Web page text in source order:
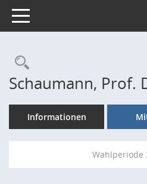
Toggle navigation
Rechercheauswahl
Schaumann, Prof.
Informationen
Wahlperiode